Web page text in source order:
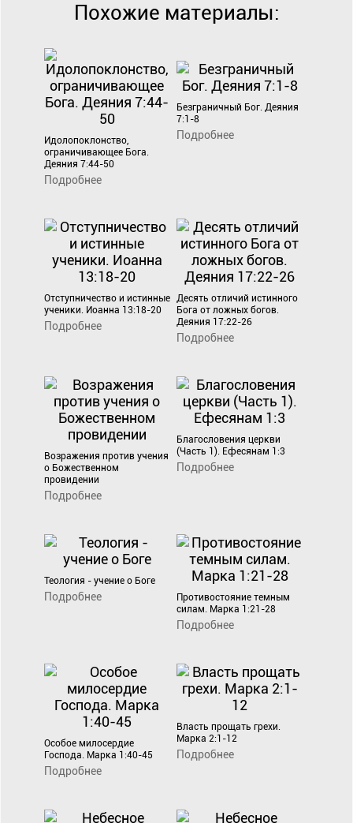
Похожие материалы:
Идолопоклонство,
ограничивающее Бога.
Деяния 7:44-50
Подробнее
Безграничный Бог. Деяния
7:1-8
Подробнее
Отступничество и истинные
ученики. Иоанна 13:18-20
Подробнее
Десять отличий истинного
Бога от ложных богов.
Деяния 17:22-26
Подробнее
Возражения против учения
о Божественном
провидении
Подробнее
Благословения церкви
(Часть 1). Ефесянам 1:3
Подробнее
Теология - учение о Боге
Подробнее
Противостояние темным
силам. Марка 1:21-28
Подробнее
Особое милосердие
Господа. Марка 1:40-45
Подробнее
Власть прощать грехи.
Марка 2:1-12
Подробнее